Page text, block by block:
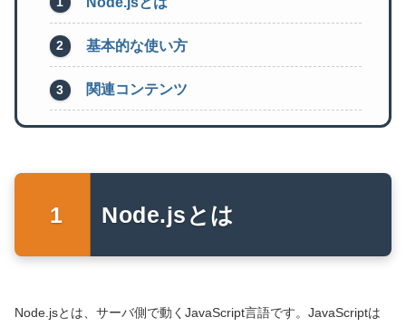
基本的な使い方
関連コンテンツ
Node.jsとは
Node.jsとは、サーバ側で動くJavaScript言語です。JavaScriptは